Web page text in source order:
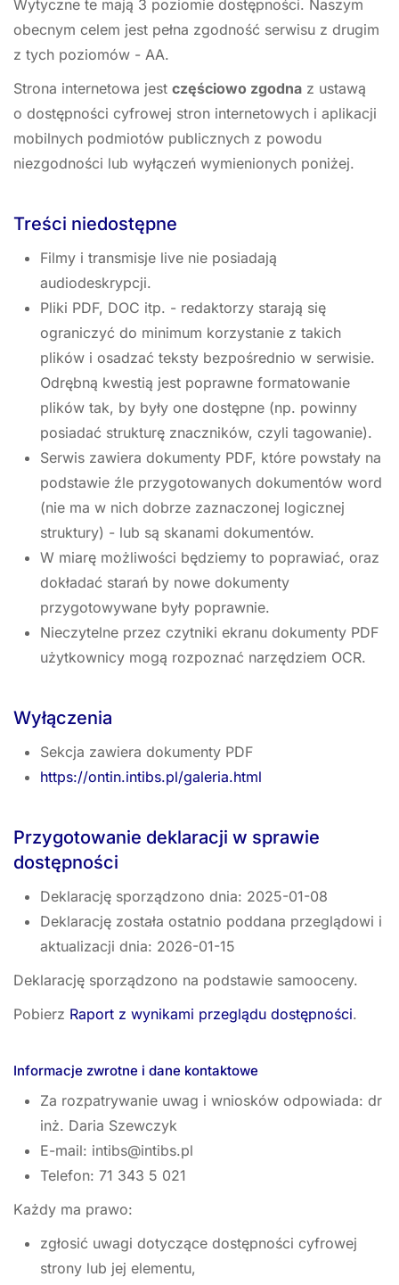
Wytyczne te mają 3 poziomie dostępności. Naszym
obecnym celem jest pełna zgodność serwisu z drugim
z tych poziomów - AA.
Strona internetowa jest częściowo zgodna z ustawą
o dostępności cyfrowej stron internetowych i aplikacji
mobilnych podmiotów publicznych z powodu
niezgodności lub wyłączeń wymienionych poniżej.
Treści niedostępne
Filmy i transmisje live nie posiadają
audiodeskrypcji.
Pliki PDF, DOC itp. - redaktorzy starają się
ograniczyć do minimum korzystanie z takich
plików i osadzać teksty bezpośrednio w serwisie.
Odrębną kwestią jest poprawne formatowanie
plików tak, by były one dostępne (np. powinny
posiadać strukturę znaczników, czyli tagowanie).
Serwis zawiera dokumenty PDF, które powstały na
podstawie źle przygotowanych dokumentów word
(nie ma w nich dobrze zaznaczonej logicznej
struktury) - lub są skanami dokumentów.
W miarę możliwości będziemy to poprawiać, oraz
dokładać starań by nowe dokumenty
przygotowywane były poprawnie.
Nieczytelne przez czytniki ekranu dokumenty PDF
użytkownicy mogą rozpoznać narzędziem OCR.
Wyłączenia
Sekcja zawiera dokumenty PDF
https://ontin.intibs.pl/galeria.html
Przygotowanie deklaracji w sprawie
dostępności
Deklarację sporządzono dnia: 2025-01-08
Deklarację została ostatnio poddana przeglądowi i
aktualizacji dnia: 2026-01-15
Deklarację sporządzono na podstawie samooceny.
Pobierz Raport z wynikami przeglądu dostępności.
Informacje zwrotne i dane kontaktowe
Za rozpatrywanie uwag i wniosków odpowiada: dr
inż. Daria Szewczyk
E-mail: intibs@intibs.pl
Telefon: 71 343 5 021
Każdy ma prawo:
zgłosić uwagi dotyczące dostępności cyfrowej
strony lub jej elementu,